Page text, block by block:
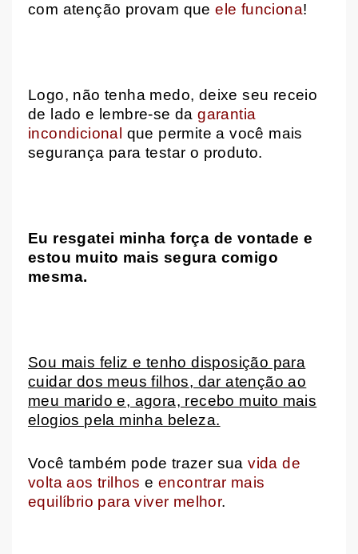
com atenção provam queele funciona!
Logo, não tenha medo, deixe seu receio
de lado e lembre-se dagarantia
incondicional que permite a você mais
segurança para testar o produto.
Eu resgatei minha força de vontade e
estou muito mais segura comigo
mesma.
Sou mais feliz e tenho disposição para
cuidar dos meus filhos, dar atenção ao
meu marido e, agora, recebo muito mais
elogios pela minha beleza.
Você também pode trazer suavida de
volta aos trilhos eencontrar mais
equilíbrio para viver melhor.